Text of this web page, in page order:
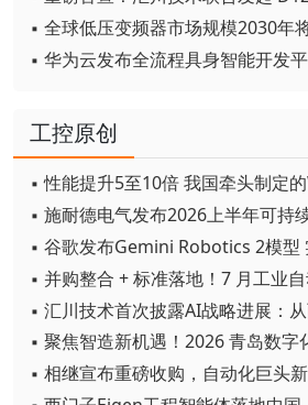
▪ 全球低压变频器市场规模2030年
▪ 华为云发布全流程具身智能开发
工控原创
▪ 并购整合 + 标准落地！7 月工业